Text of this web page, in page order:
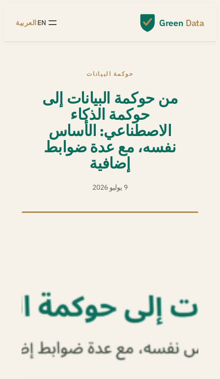
Green Data
EN العربية
حوكمة البيانات
من حوكمة البيانات إلى
حوكمة الذكاء
الاصطناعي: الأساس
نفسه، مع عدة ضوابط
إضافية
9 يوليو 2026